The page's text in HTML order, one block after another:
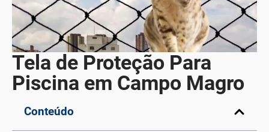
Tela de Proteção Para
Piscina em Campo Magro
Conteúdo